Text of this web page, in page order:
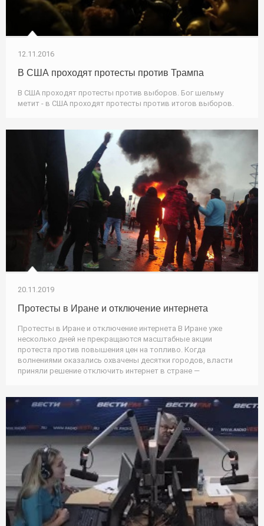
12.11.2016
В США проходят протесты против Трампа
В США проходят протесты против выборов. Бог шельму
метит - в США проходят протесты против итогов выборов.
20.11.2019
Протесты в Иране и отключение интернета
Протесты в Иране и отключение интернета В Иране уже
несколько дней не прекращаются масштабные акции
протеста против повышения цен на топливо. Когда
волнениями оказались охвачены десятки городов, власти
приняли решение отключить интернет в стране —